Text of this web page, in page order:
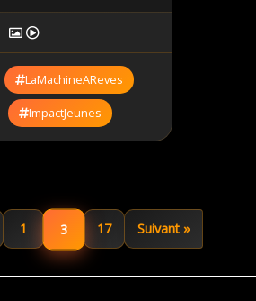
LaMachineAReves
ImpactJeunes
1 3 17 Suivant »